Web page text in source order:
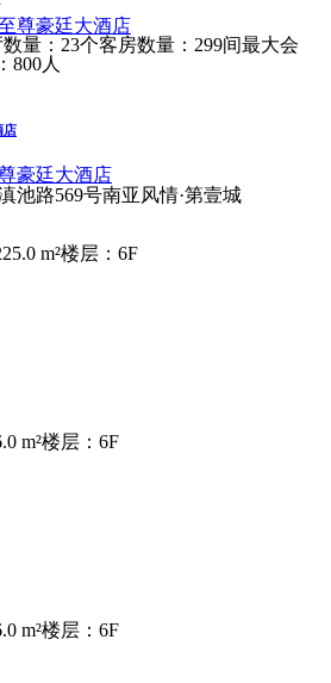
量：23个客房数量：299间最大会
800人
店
豪廷大酒店
池路569号南亚风情·第壹城
m²楼层：6F
m²楼层：6F
m²楼层：6F